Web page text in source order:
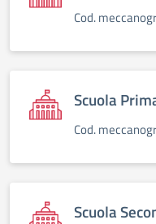
Cod.
Scuola
Cod.
Scuola